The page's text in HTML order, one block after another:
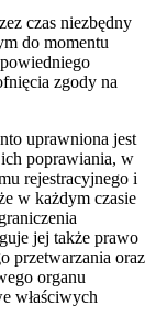
czas niezbędny
do momentu
zgody na
uprawniona jest
poprawiania, w
rejestracyjnego i
w każdym czasie
jej także prawo
przetwarzania oraz
organu
właściwych